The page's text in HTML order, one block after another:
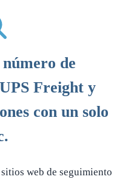
de
Freight y
con un solo
web de seguimiento